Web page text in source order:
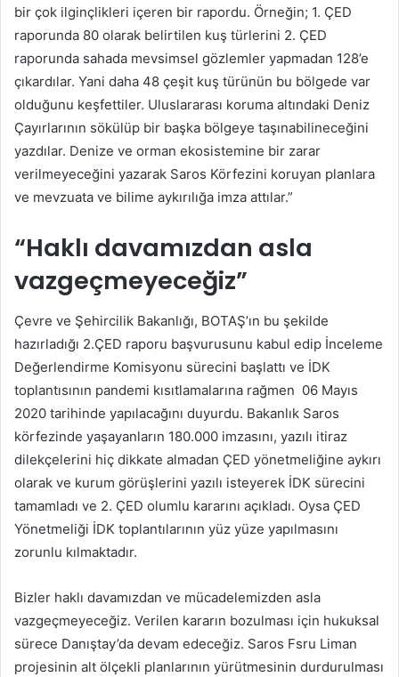
bir çok ilginçlikleri içeren bir rapordu. Örneğin; 1. ÇED
raporunda 80 olarak belirtilen kuş türlerini 2. ÇED
raporunda sahada mevsimsel gözlemler yapmadan 128’e
çıkardılar. Yani daha 48 çeşit kuş türünün bu bölgede var
olduğunu keşfettiler. Uluslararası koruma altındaki Deniz
Çayırlarının sökülüp bir başka bölgeye taşınabilineceğini
yazdılar. Denize ve orman ekosistemine bir zarar
verilmeyeceğini yazarak Saros Körfezini koruyan planlara
ve mevzuata ve bilime aykırılığa imza attılar.”
“Haklı davamızdan asla
vazgeçmeyeceğiz”
Çevre ve Şehircilik Bakanlığı, BOTAŞ’ın bu şekilde
hazırladığı 2.ÇED raporu başvurusunu kabul edip İnceleme
Değerlendirme Komisyonu sürecini başlattı ve İDK
toplantısının pandemi kısıtlamalarına rağmen 06 Mayıs
2020 tarihinde yapılacağını duyurdu. Bakanlık Saros
körfezinde yaşayanların 180.000 imzasını, yazılı itiraz
dilekçelerini hiç dikkate almadan ÇED yönetmeliğine aykırı
olarak ve kurum görüşlerini yazılı isteyerek İDK sürecini
tamamladı ve 2. ÇED olumlu kararını açıkladı. Oysa ÇED
Yönetmeliği İDK toplantılarının yüz yüze yapılmasını
zorunlu kılmaktadır.
Bizler haklı davamızdan ve mücadelemizden asla
vazgeçmeyeceğiz. Verilen kararın bozulması için hukuksal
sürece Danıştay’da devam edeceğiz. Saros Fsru Liman
projesinin alt ölçekli planlarının yürütmesinin durdurulması